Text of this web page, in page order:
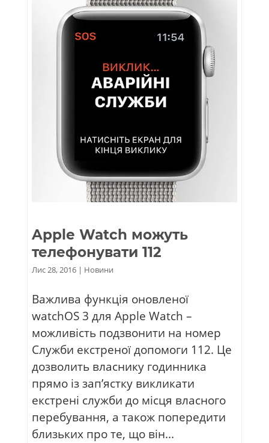
Apple Watch можуть
телефонувати 112
Лис 28, 2016| Новини
Важлива функція оновленої
watchOS 3 для Apple Watch –
можливість подзвонити на номер
Служби екстреної допомоги 112. Це
дозволить власнику годинника
прямо із зап’ястку викликати
екстрені служби до місця власного
перебування, а також попередити
близьких про те, що він...